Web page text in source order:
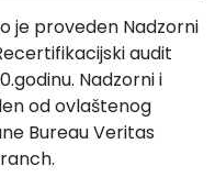
je proveden Nadzorni
audit
Nadzorni i
od ovlaštenog
Bureau Veritas